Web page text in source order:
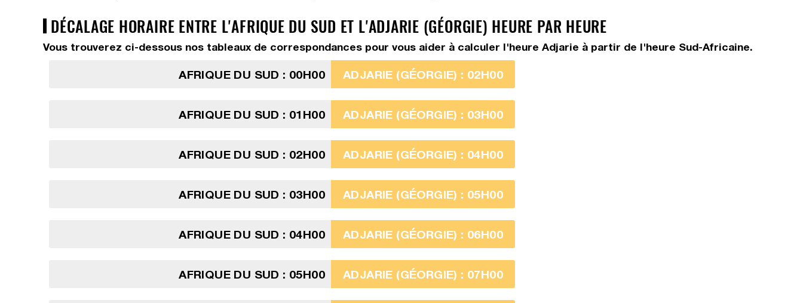
DÉCALAGE HORAIRE ENTRE L'AFRIQUE DU SUD ET L'ADJARIE (GÉORGIE) HEURE PAR HEURE
Vous trouverez ci-dessous nos tableaux de correspondances pour vous aider à calculer l'heure Adjarie à partir de l'heure Sud-Africaine.
AFRIQUE DU SUD : 00H00 ADJARIE (GÉORGIE) : 02H00
AFRIQUE DU SUD : 01H00 ADJARIE (GÉORGIE) : 03H00
AFRIQUE DU SUD : 02H00 ADJARIE (GÉORGIE) : 04H00
AFRIQUE DU SUD : 03H00 ADJARIE (GÉORGIE) : 05H00
AFRIQUE DU SUD : 04H00 ADJARIE (GÉORGIE) : 06H00
AFRIQUE DU SUD : 05H00 ADJARIE (GÉORGIE) : 07H00